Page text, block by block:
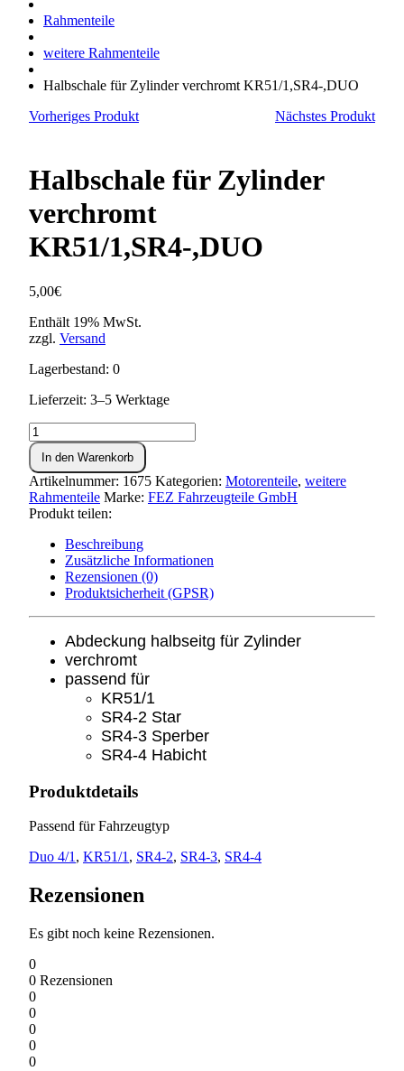
Rahmenteile
weitere Rahmenteile
Halbschale für Zylinder verchromt KR51/1,SR4-,DUO
Vorheriges Produkt
Nächstes Produkt
Halbschale für Zylinder
verchromt
KR51/1,SR4-,DUO
5,00€
Enthält 19% MwSt.
zzgl. Versand
Lagerbestand: 0
Lieferzeit: 3–5 Werktage
Halbschale
für
Zylinder
verchromt
KR51/1,SR4-,DUO
Menge
In den Warenkorb
Artikelnummer: 1675 Kategorien: Motorenteile, weitere
Rahmenteile Marke: FEZ Fahrzeugteile GmbH
Produkt teilen:
Beschreibung
Zusätzliche Informationen
Rezensionen (0)
Produktsicherheit (GPSR)
Abdeckung halbseitg für Zylinder
verchromt
passend für
KR51/1
SR4-2 Star
SR4-3 Sperber
SR4-4 Habicht
Produktdetails
Passend für Fahrzeugtyp
Duo 4/1 , KR51/1 , SR4-2, SR4-3, SR4-4
Rezensionen
Es gibt noch keine Rezensionen.
0
0 Rezensionen
0
0
0
0
0